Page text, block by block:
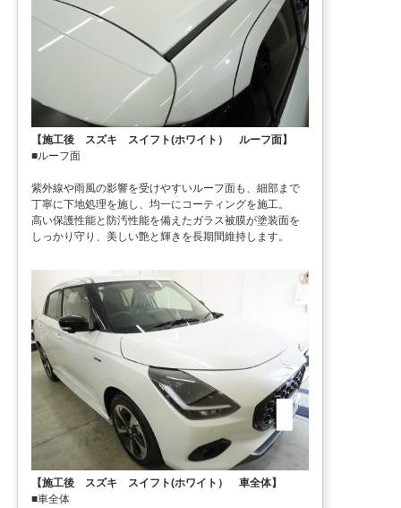
【施工後 スズキ スイフト(ホワイト） ルーフ面】
■ルーフ面
紫外線や雨風の影響を受けやすいルーフ面も、細部まで
丁寧に下地処理を施し、均一にコーティングを施工。
高い保護性能と防汚性能を備えたガラス被膜が塗装面を
しっかり守り、美しい艶と輝きを長期間維持します。
【施工後 スズキ スイフト(ホワイト） 車全体】
■車全体